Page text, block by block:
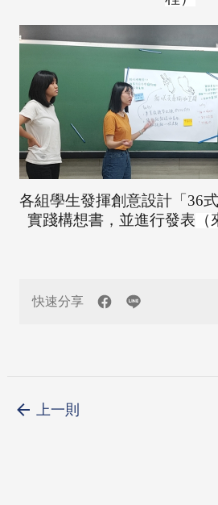
各組學生發揮創意設計「36
實踐構想書，並進行發表
快速分享
上一則